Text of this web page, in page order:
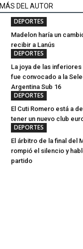
MÁS DEL AUTOR
DEPORTES
Madelon haría un
recibir a Lanús
DEPORTES
La joya de las
fue convocado a la
Argentina Sub 16
DEPORTES
El Cuti Romero está a
tener un nuevo club
DEPORTES
El árbitro de la final del
rompió el silencio y
partido